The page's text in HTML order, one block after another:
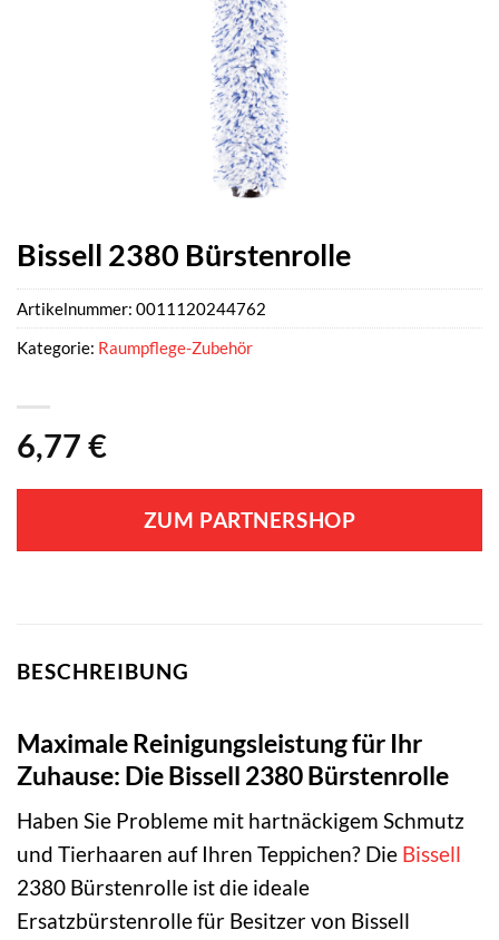
Bissell 2380 Bürstenrolle
6,77 €
ZUM PARTNERSHOP
Artikelnummer: 0011120244762
Kategorie: Raumpflege-Zubehör
BESCHREIBUNG
Maximale Reinigungsleistung für Ihr
Zuhause: Die Bissell 2380 Bürstenrolle
Haben Sie Probleme mit hartnäckigem Schmutz
und Tierhaaren auf Ihren Teppichen? Die Bissell
2380 Bürstenrolle ist die ideale
Ersatzbürstenrolle für Besitzer von Bissell